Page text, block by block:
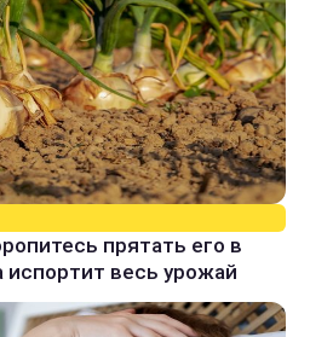
прятать его в
весь урожай